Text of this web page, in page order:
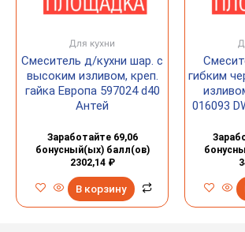
Для кухни
Смеситель д/кухни шар. с
высоким изливом, креп.
гайка Европа 597024 d40
Антей
Заработайте 69,06
бонусный(ых) балл(ов)
2302,14 ₽
В корзину
гибким
016093